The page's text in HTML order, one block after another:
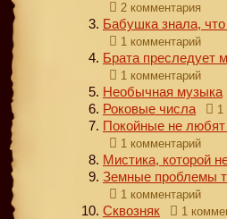
2 комментария
Бабушка знала,
1 комментарий
Брата преследует
1 комментарий
Необычная музыка
Роковые числа 1
Покойные не
1 комментарий
Мистика, которой
Земные проблемы
1 комментарий
Сквозняк 1